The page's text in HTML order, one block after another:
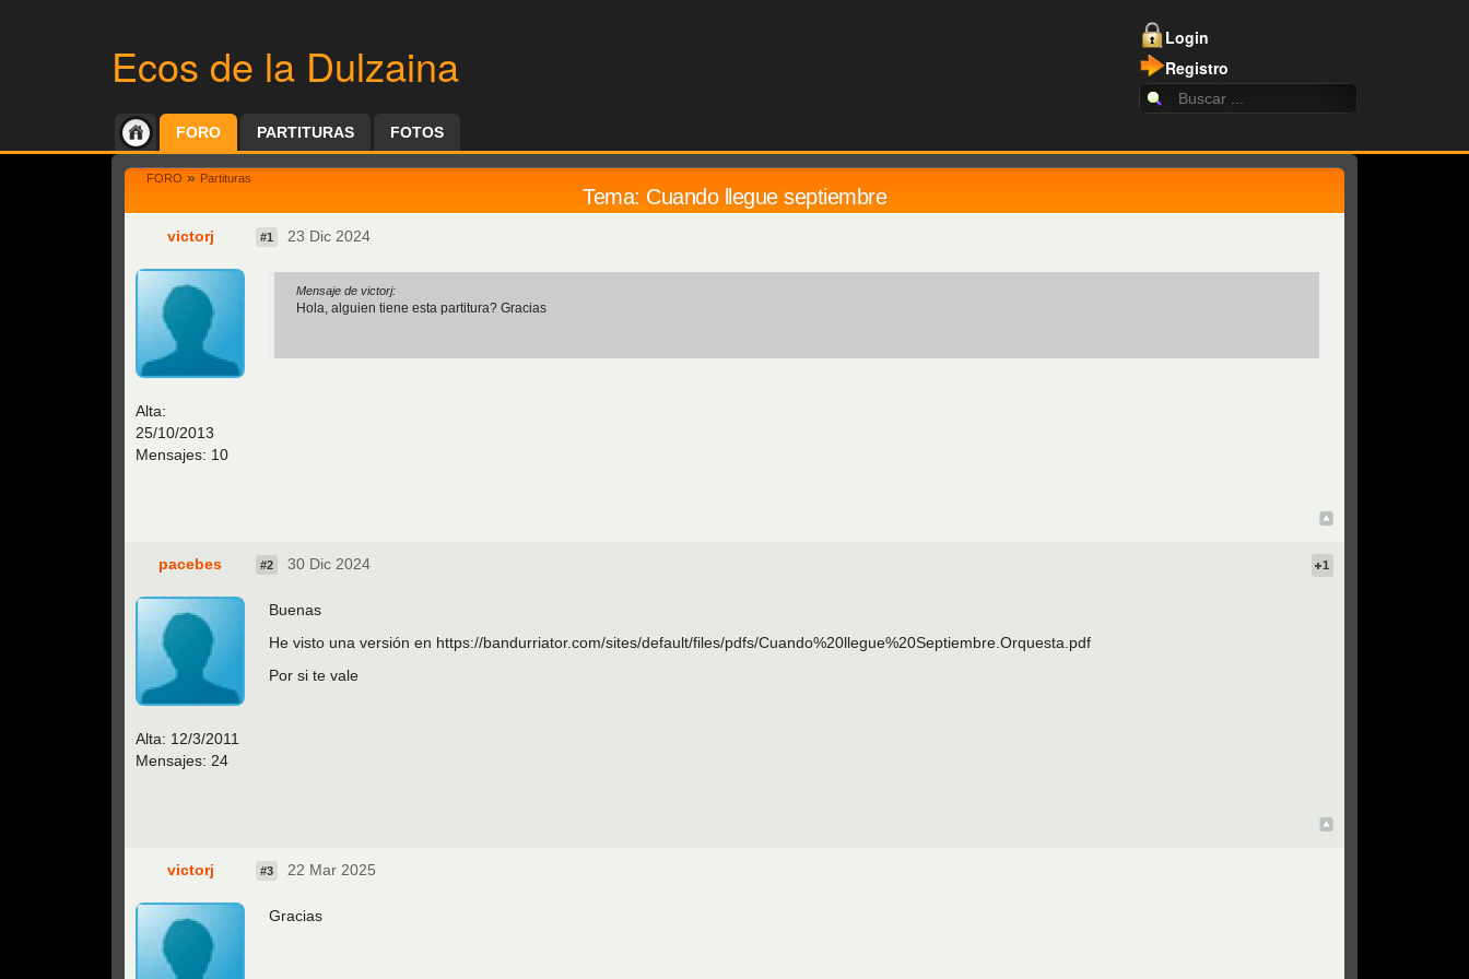
Ecos de la Dulzaina
Login
Registro
FORO PARTITURAS FOTOS
FORO » Partituras
Tema: Cuando llegue septiembre
victorj
Alta:
25/10/2013
Mensajes: 10
#1 23 Dic 2024
Mensaje de victorj:
Hola, alguien tiene esta partitura? Gracias
1
pacebes
Alta: 12/3/2011
Mensajes: 24
#2 30 Dic 2024
Buenas
He visto una versión en https://bandurriator.com/sites/default/files/pdfs/Cuando%20llegue%20Septiembre.Orquesta.pdf
Por si te vale
victorj #3 22 Mar 2025
Gracias